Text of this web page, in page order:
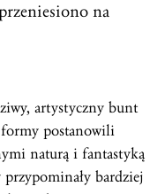
na
artystyczny bunt
postanowili
naturą i fantastyką
bardziej